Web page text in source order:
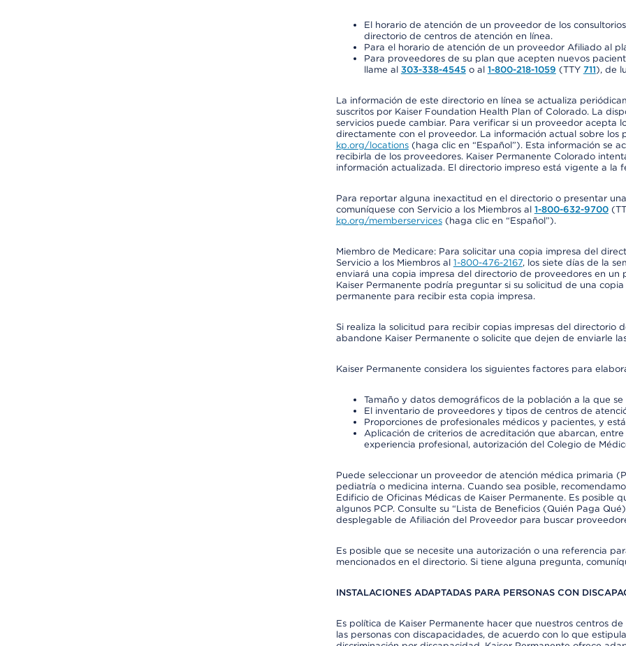
El horario de atención de un proveedor de los
directorio de centros de atención en línea.
Para el horario de atención de un proveedor Afiliado al
Para proveedores de su plan que acepten nuevos
llame al 303-338-4545o al 1-800-218-1059 (TTY 711), de
La información de este directorio en línea se actualiza
suscritos por Kaiser Foundation Health Plan of Colorado. La
servicios puede cambiar. Para verificar si un proveedor acepta
directamente con el proveedor. La información actual sobre los
kp.org/locations(haga clic en “Español”). Esta información se
recibirla de los proveedores. Kaiser Permanente Colorado
información actualizada. El directorio impreso está vigente a la
Para reportar alguna inexactitud en el directorio o presentar
comuníquese con Servicio a los Miembros al 1-800-632-9700
kp.org/memberservices(haga clic en “Español”).
Miembro de Medicare: Para solicitar una copia impresa del
Servicio a los Miembros al 1-800-476-2167, los siete días de la
enviará una copia impresa del directorio de proveedores en un
Kaiser Permanente podría preguntar si su solicitud de una
permanente para recibir esta copia impresa.
Si realiza la solicitud para recibir copias impresas del directorio
abandone Kaiser Permanente o solicite que dejen de enviarle
Kaiser Permanente considera los siguientes factores para
Tamaño y datos demográficos de la población a la que
El inventario de proveedores y tipos de centros de
Proporciones de profesionales médicos y pacientes, y
Aplicación de criterios de acreditación que abarcan,
experiencia profesional, autorización del Colegio de
Puede seleccionar un proveedor de atención médica primaria
pediatría o medicina interna. Cuando sea posible,
Edificio de Oficinas Médicas de Kaiser Permanente. Es posible
algunos PCP. Consulte su “Lista de Beneficios (Quién Paga
desplegable de Afiliación del Proveedor para buscar
Es posible que se necesite una autorización o una referencia
mencionados en el directorio. Si tiene alguna pregunta,
INSTALACIONES ADAPTADAS PARA PERSONAS CON
Es política de Kaiser Permanente hacer que nuestros centros
las personas con discapacidades, de acuerdo con lo que